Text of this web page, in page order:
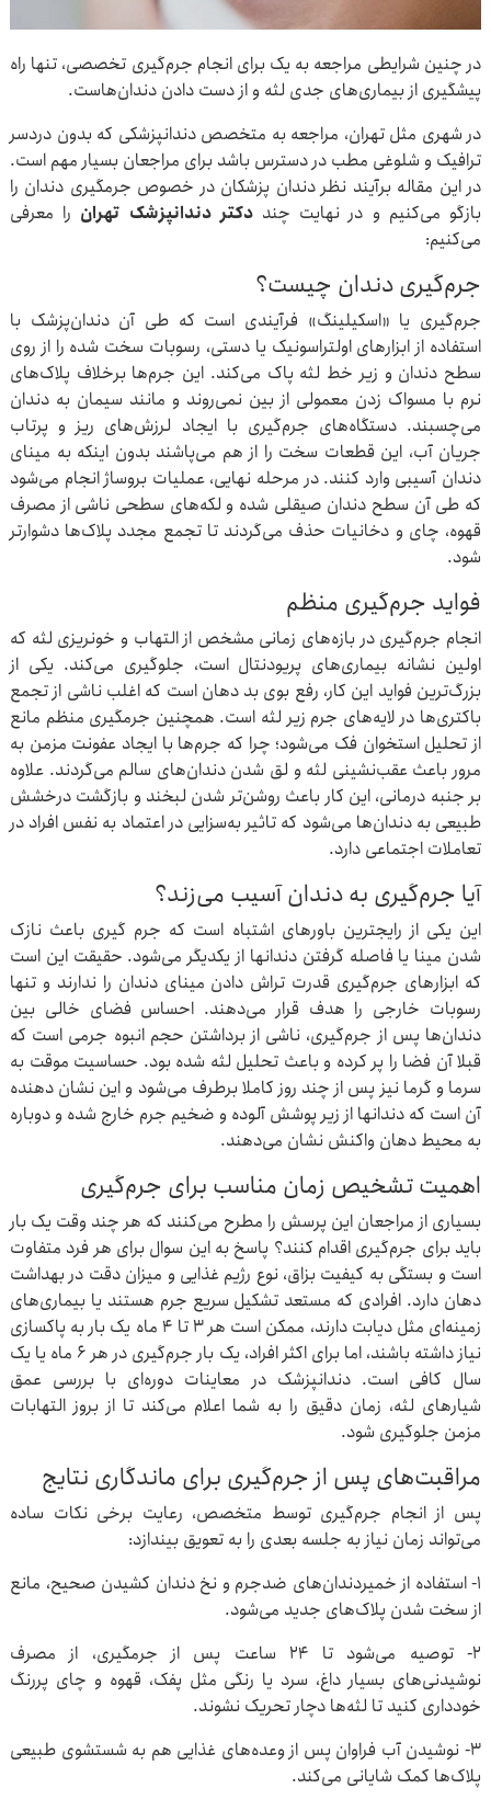
در چنین شرایطی مراجعه به یک برای انجام جرم‌گیری تخصصی، تنها راه
پیشگیری از بیماری‌های جدی لثه و از دست دادن دندان‌هاست.
در شهری مثل تهران، مراجعه به متخصص دندانپزشکی که بدون دردسر
ترافیک و شلوغی مطب در دسترس باشد برای مراجعان بسیار مهم است.
در این مقاله برآیند نظر دندان پزشکان در خصوص جرمگیری دندان را
بازگو می‌کنیم و در نهایت چنددکتر دندانپزشک تهران را معرفی
می‌کنیم:
جرم‌گیری دندان چیست؟
جرم‌گیری یا «اسکیلینگ» فرآیندی است که طی آن دندان‌پزشک با
استفاده از ابزارهای اولتراسونیک یا دستی، رسوبات سخت شده را از روی
سطح دندان و زیر خط لثه پاک می‌کند. این جرم‌ها برخلاف پلاک‌های
نرم با مسواک زدن معمولی از بین نمی‌روند و مانند سیمان به دندان
می‌چسبند. دستگاه‌های جرم‌گیری با ایجاد لرزش‌های ریز و پرتاب
جریان آب، این قطعات سخت را از هم می‌پاشند بدون اینکه به مینای
دندان آسیبی وارد کنند. در مرحله نهایی، عملیات بروساژ انجام می‌شود
که طی آن سطح دندان صیقلی شده و لکه‌های سطحی ناشی از مصرف
قهوه، چای و دخانیات حذف می‌گردند تا تجمع مجدد پلاک‌ها دشوارتر
شود.
فواید جرم‌گیری منظم
انجام جرم‌گیری در بازه‌های زمانی مشخص از التهاب و خونریزی لثه که
اولین نشانه بیماری‌های پریودنتال است، جلوگیری می‌کند. یکی از
بزرگ‌ترین فواید این کار، رفع بوی بد دهان است که اغلب ناشی از تجمع
باکتری‌ها در لایه‌های جرم زیر لثه است. همچنین جرمگیری منظم مانع
از تحلیل استخوان فک می‌شود؛ چرا که جرم‌ها با ایجاد عفونت مزمن به
مرور باعث عقب‌نشینی لثه و لق شدن دندان‌های سالم می‌گردند. علاوه
بر جنبه درمانی، این کار باعث روشن‌تر شدن لبخند و بازگشت درخشش
طبیعی به دندان‌ها می‌شود که تاثیر به‌سزایی در اعتماد به‌ نفس افراد در
تعاملات اجتماعی دارد.
آیا جرم‌گیری به دندان آسیب می‌زند؟
این یکی از رایجترین باورهای اشتباه است که جرم‌ گیری باعث نازک
شدن مینا یا فاصله گرفتن دندانها از یکدیگر می‌شود. حقیقت این است
که ابزارهای جرم‌گیری قدرت تراش دادن مینای دندان را ندارند و تنها
رسوبات خارجی را هدف قرار می‌دهند. احساس فضای خالی بین
دندان‌ها پس از جرم‌گیری، ناشی از برداشتن حجم انبوه جرمی است که
قبلا آن فضا را پر کرده و باعث تحلیل لثه شده بود. حساسیت موقت به
سرما و گرما نیز پس از چند روز کاملا برطرف می‌شود و این نشان‌ دهنده
آن است که دندانها از زیر پوشش آلوده و ضخیم جرم خارج شده و دوباره
به محیط دهان واکنش نشان می‌دهند.
اهمیت تشخیص زمان مناسب برای جرم‌گیری
بسیاری از مراجعان این پرسش را مطرح می‌کنند که هر چند وقت یک‌ بار
باید برای جرم‌گیری اقدام کنند؟ پاسخ به این سوال برای هر فرد متفاوت
است و بستگی به کیفیت بزاق، نوع رژیم غذایی و میزان دقت در بهداشت
دهان دارد. افرادی که مستعد تشکیل سریع جرم هستند یا بیماری‌های
زمینه‌ای مثل دیابت دارند، ممکن است هر ۳ تا ۴ ماه یک‌ بار به پاکسازی
نیاز داشته باشند، اما برای اکثر افراد، یک‌ بار جرم‌گیری در هر ۶ ماه یا یک
سال کافی است. دندانپزشک در معاینات دوره‌ای با بررسی عمق
شیارهای لثه، زمان دقیق را به شما اعلام می‌کند تا از بروز التهابات
مزمن جلوگیری شود.
مراقبت‌های پس از جرم‌گیری برای ماندگاری نتایج
پس از انجام جرم‌گیری توسط متخصص، رعایت برخی نکات ساده
می‌تواند زمان نیاز به جلسه بعدی را به تعویق بیندازد:
۱- استفاده از خمیردندان‌های ضدجرم و نخ دندان کشیدن صحیح، مانع
از سخت شدن پلاک‌های جدید می‌شود.
۲- توصیه می‌شود تا ۲۴ ساعت پس از جرمگیری، از مصرف
نوشیدنی‌های بسیار داغ، سرد یا رنگی مثل پفک، قهوه و چای پررنگ
خودداری کنید تا لثه‌ها دچار تحریک نشوند.
۳- نوشیدن آب فراوان پس از وعده‌های غذایی هم به شستشوی طبیعی
پلاک‌ها کمک شایانی می‌کند.